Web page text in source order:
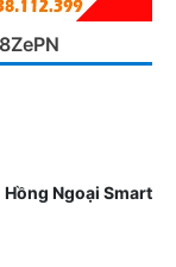
Ngoại Smart